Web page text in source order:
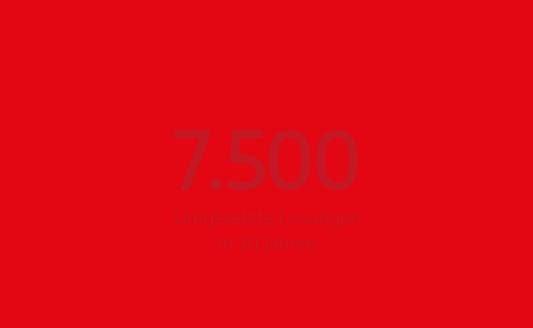
7.500
Umgesetzte Lösungen
in 20 Jahren